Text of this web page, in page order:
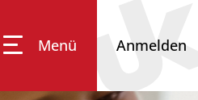
Menü Anmelden